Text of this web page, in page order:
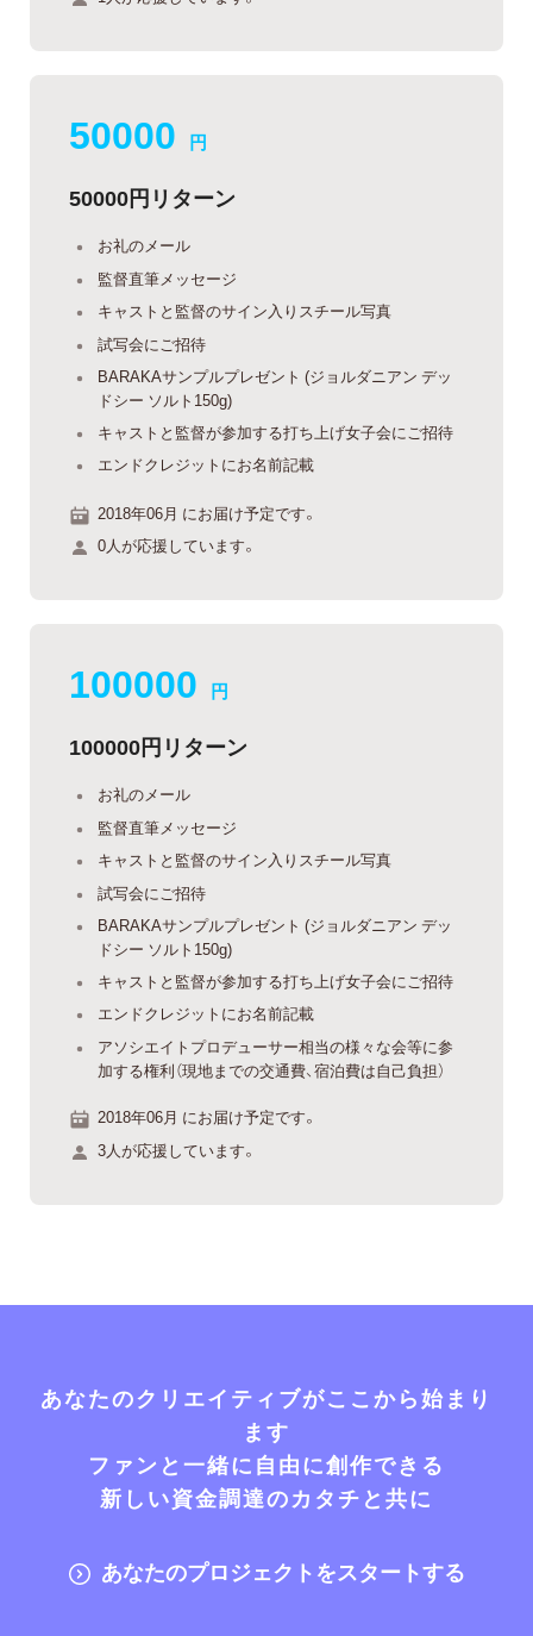
50000 円
50000円リターン
お礼のメール
監督直筆メッセージ
キャストと監督のサイン入りスチール写真
試写会にご招待
BARAKAサンプルプレゼント (ジョルダニアン デッ
ドシー ソルト150g)
キャストと監督が参加する打ち上げ女子会にご招待
エンドクレジットにお名前記載
2018年06月 にお届け予定です。
0人が応援しています。
100000 円
100000円リターン
お礼のメール
監督直筆メッセージ
キャストと監督のサイン入りスチール写真
試写会にご招待
BARAKAサンプルプレゼント (ジョルダニアン デッ
ドシー ソルト150g)
キャストと監督が参加する打ち上げ女子会にご招待
エンドクレジットにお名前記載
アソシエイトプロデューサー相当の様々な会等に参
加する権利（現地までの交通費、宿泊費は自己負担）
2018年06月 にお届け予定です。
3人が応援しています。
あなたのクリエイティブがここから始まり
ます
ファンと一緒に自由に創作できる
新しい資金調達のカタチと共に
あなたのプロジェクトをスタートする